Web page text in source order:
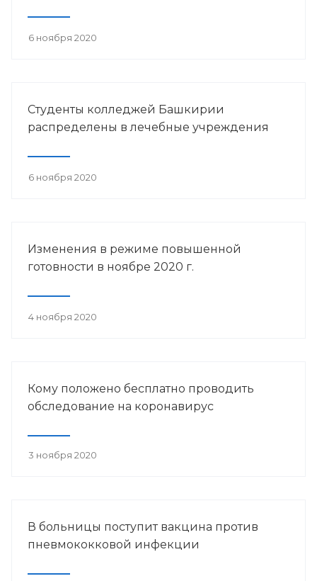
6 ноября 2020
Студенты колледжей Башкирии
распределены в лечебные учреждения
6 ноября 2020
Изменения в режиме повышенной
готовности в ноябре 2020 г.
4 ноября 2020
Кому положено бесплатно проводить
обследование на коронавирус
3 ноября 2020
В больницы поступит вакцина против
пневмококковой инфекции